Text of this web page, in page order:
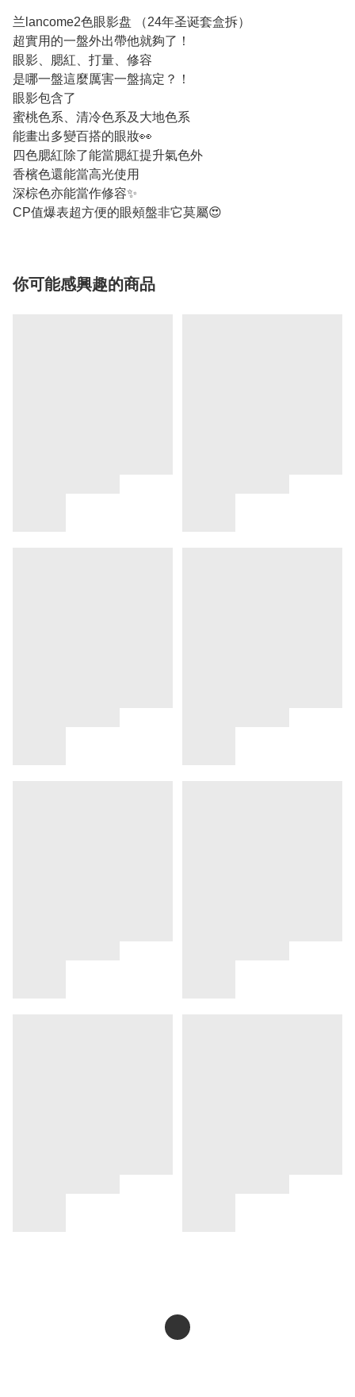
兰lancome2色眼影盘 （24年圣诞套盒拆）
超實用的一盤外出帶他就夠了！
眼影、腮紅、打量、修容
是哪一盤這麼厲害一盤搞定？！
眼影包含了
蜜桃色系、清冷色系及大地色系
能畫出多變百搭的眼妝👀
四色腮紅除了能當腮紅提升氣色外
香檳色還能當高光使用
深棕色亦能當作修容✨
CP值爆表超方便的眼頰盤非它莫屬😍
你可能感興趣的商品